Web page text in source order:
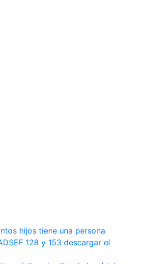
hijos tiene una persona
128 y 153 descargar el